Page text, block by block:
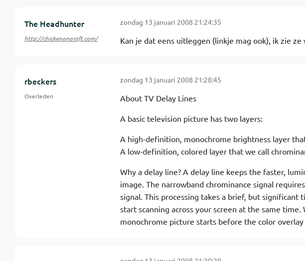
The Headhunter
http://chickenonaraft.com/
zondag 13 januari 2008 21:24:35
Kan je dat eens uitleggen (linkje mag ook), ik zie
rbeckers
Overleden
zondag 13 januari 2008 21:28:45
About TV Delay Lines
A basic television picture has two layers:
A high-definition, monochrome brightness layer
A low-definition, colored layer that we call
Why a delay line? A delay line keeps the faster,
image. The narrowband chrominance signal
signal. This processing takes a brief, but
start scanning across your screen at the same
monochrome picture starts before the color overlay